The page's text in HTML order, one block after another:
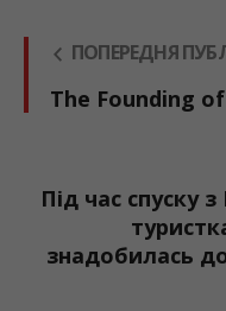
ПОПЕРЕДНЯ
The Founding
Під час спуску
знадобилась